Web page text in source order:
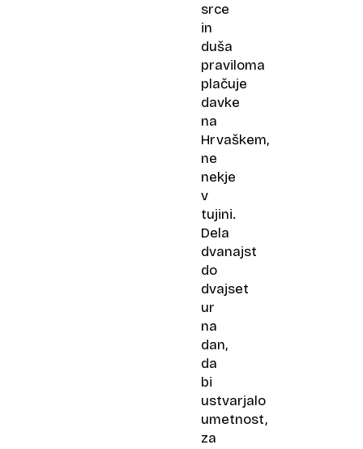
srce
in
duša
praviloma
plačuje
davke
na
Hrvaškem,
ne
nekje
v
tujini.
Dela
dvanajst
do
dvajset
ur
na
dan,
da
bi
ustvarjalo
umetnost,
za